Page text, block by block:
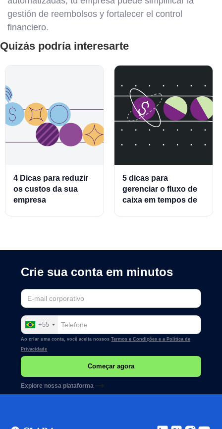
gestión de reembolsos y fortalecer el control
financiero.
Quizás podría interesarte
4 Dicas para reduzir
os custos da sua
empresa
5 dicas para
gerenciar o fluxo de
caixa em tempos de
Crie sua conta em minutos
+55
Ao criar uma conta, você aceita nossosTermos e Condições e a Política de
Privacidade
Explore nossa plataforma